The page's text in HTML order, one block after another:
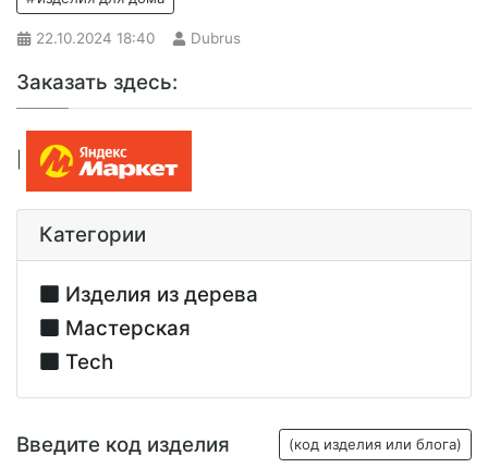
22.10.2024 18:40 Dubrus
Заказать здесь:
Категории
Изделия из дерева
Мастерская
Tech
Введите код изделия (код изделия или блога)